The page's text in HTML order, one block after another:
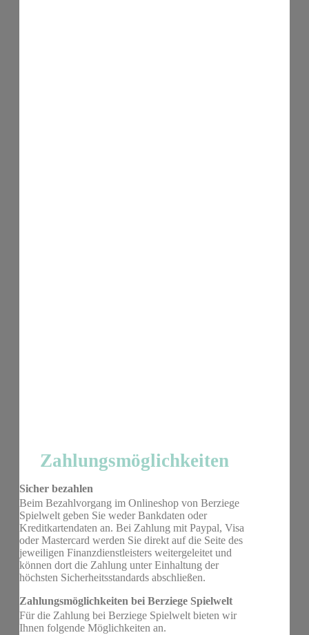
Zahlungsmöglichkeiten
Sicher bezahlen
Beim Bezahlvorgang im Onlineshop von Berziege
Spielwelt geben Sie weder Bankdaten oder
Kreditkartendaten an. Bei Zahlung mit Paypal, Visa
oder Mastercard werden Sie direkt auf die Seite des
jeweiligen Finanzdienstleisters weitergeleitet und
können dort die Zahlung unter Einhaltung der
höchsten Sicherheitsstandards abschließen.
Zahlungsmöglichkeiten bei Berziege Spielwelt
Für die Zahlung bei Berziege Spielwelt bieten wir
Ihnen folgende Möglichkeiten an.